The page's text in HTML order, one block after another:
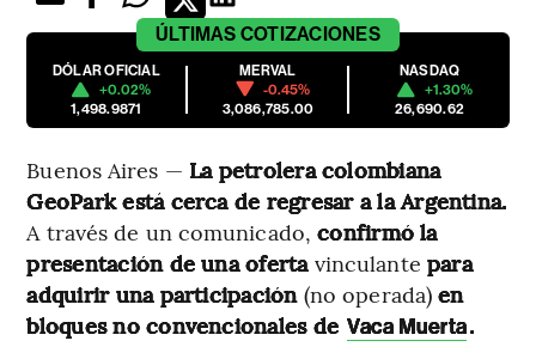
ÚLTIMAS COTIZACIONES
DÓLAR OFICIAL
+0.02%
1,498.9871
MERVAL
-0.45%
3,086,785.00
NASDAQ
+1.30%
26,690.62
Buenos Aires — La petrolera colombiana
GeoPark está cerca de regresar a la Argentina.
A través de un comunicado,confirmó la
presentación de una ofertavinculante para
adquirir una participación (no operada)en
bloques no convencionales de Vaca Muerta.